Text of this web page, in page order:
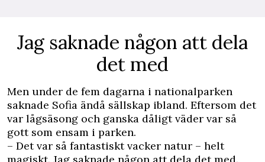
Jag saknade någon att dela
det med
Men under de fem dagarna i nationalparken
saknade Sofia ändå sällskap ibland. Eftersom det
var lågsäsong och ganska dåligt väder var så
gott som ensam i parken.
– Det var så fantastiskt vacker natur – helt